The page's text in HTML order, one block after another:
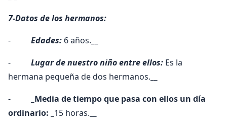
7-Datos de los hermanos:
- Edades: 6 años.
- Lugar de nuestro niño entre ellos: Es la
hermana pequeña de dos hermanos.
-
_Media de tiempo que pasa con ellos un día
ordinario: _ 15 horas.